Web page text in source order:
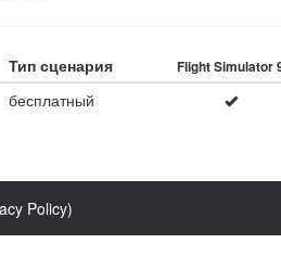
Тип сценария Flight Simulator
бесплатный
Policy)